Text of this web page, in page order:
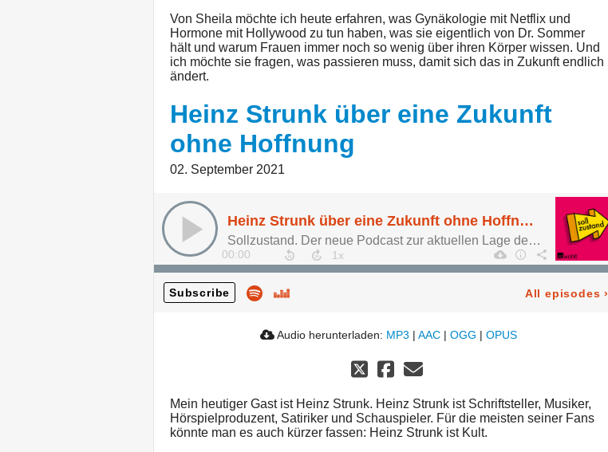
Von Sheila möchte ich heute erfahren, was Gynäkologie mit Netflix und
Hormone mit Hollywood zu tun haben, was sie eigentlich von Dr. Sommer
hält und warum Frauen immer noch so wenig über ihren Körper wissen. Und
ich möchte sie fragen, was passieren muss, damit sich das in Zukunft endlich
ändert.
Heinz Strunk über eine Zukunft
ohne Hoffnung
02. September 2021
Heinz Strunk über eine Zukunft ohne Hoffnung
Sollzustand. Der neue Podcast zur aktuellen Lage der Zukunft.
00:00
Subscribe All episodes ›
Audio herunterladen: MP3 | AAC | OGG | OPUS
Mein heutiger Gast ist Heinz Strunk. Heinz Strunk ist Schriftsteller, Musiker,
Hörspielproduzent, Satiriker und Schauspieler. Für die meisten seiner Fans
könnte man es auch kürzer fassen: Heinz Strunk ist Kult.